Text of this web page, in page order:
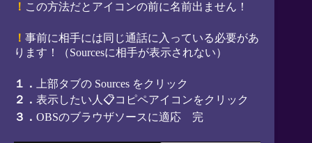
！ この方法だとアイコンの前に名前出ません！
！ 事前に相手には同じ通話に入っている必要があ
ります！（Sourcesに相手が表示されない）
１．
上部タブの Sources をクリック
２． 表示したい人📋コピペアイコンをクリック
３． OBSのブラウザソースに適応 完